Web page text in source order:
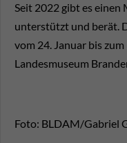
Seit 2022 gibt es
unterstützt und berät.
vom 24. Januar bis
Landesmuseum
Foto: BLDAM/Gabriel